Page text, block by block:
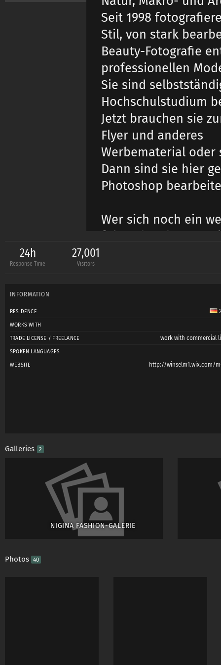
Seit 1998
Stil, von stark
Beauty-Fotografie
professionellen
Sie sind
Hochschulstudium
Jetzt brauchen sie
Flyer und anderes
Werbematerial oder
Dann sind sie hier
Photoshop
Wer sich noch ein
folgende Adressen
Neue Email-
Christin Stepke
24h
Response Time
27,001
Visitors
INFORMATION
RESIDENCE
WORKS WITH
TRADE LICENSE / FREELANCE work with commercial
SPOKEN LANGUAGES
WEBSITE http://winselm1.wix.com/
Galleries 2
NIGINA FASHION-GALERIE
Photos 40